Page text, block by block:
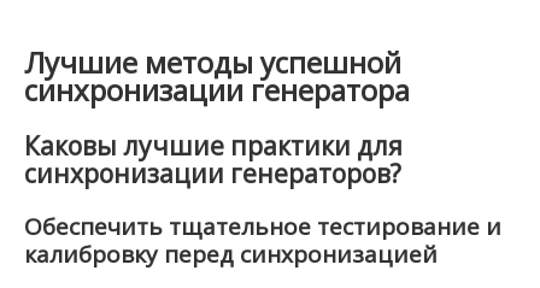
Лучшие методы успешной
синхронизации генератора
Каковы лучшие практики для
синхронизации генераторов?
Обеспечить тщательное тестирование и
калибровку перед синхронизацией